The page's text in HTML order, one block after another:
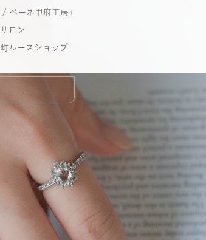
/ ベーネ甲府工房+
ロン
ルースショップ